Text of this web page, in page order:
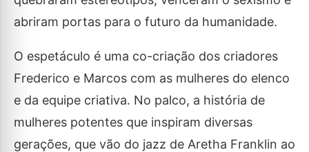
abriram portas para o futuro da humanidade.
O espetáculo é uma co-criação dos criadores
Frederico e Marcos com as mulheres do elenco
e da equipe criativa. No palco, a história de
mulheres potentes que inspiram diversas
gerações, que vão do jazz de Aretha Franklin ao